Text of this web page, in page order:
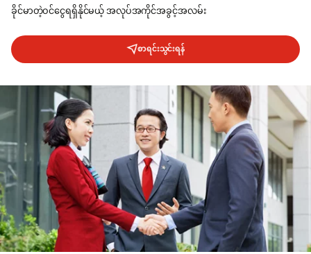
ခိုင်မာတဲ့ဝင်ငွေရရှိနိုင်မယ့် အလုပ်အကိုင်အခွင့်အလမ်း
စာရင်းသွင်းရန်